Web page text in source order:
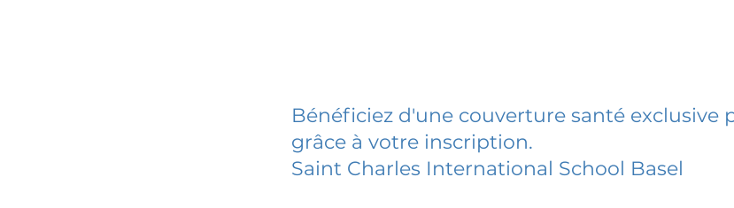
Bénéficiez d'une couverture santé exclusive
grâce à votre inscription.
Saint Charles International School Basel